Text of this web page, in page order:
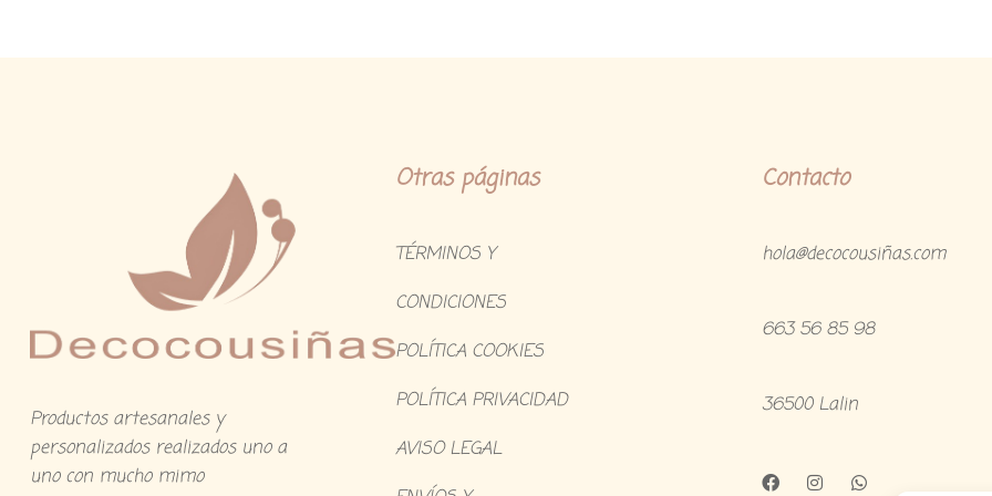
Productos artesanales y
personalizados realizados uno a
uno con mucho mimo
Otras páginas
TÉRMINOS Y
CONDICIONES
POLÍTICA COOKIES
POLÍTICA PRIVACIDAD
AVISO LEGAL
Contacto
hola@decocousiñas.com
663 56 85 98
36500 Lalin